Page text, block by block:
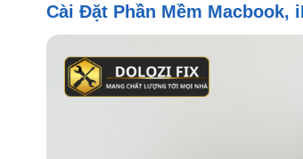
Cài Đặt Phần Mềm Macbook,